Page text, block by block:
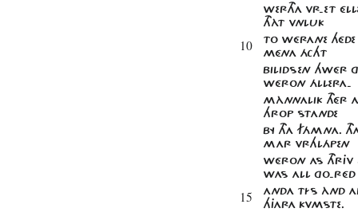
WERTHA VR-ET
THÀT VNLUK
10
TO WÉRANE
MÉNA ÁCHT
BILIDSEN HWÉR
WÉRON ÁLLERA-
MÀNNALIK THÉR
HROP STANDE
BY THA FÁMNA.
MAR VRHLÁPEN
WÉRON AS THRJV
WAS ALL GO-RÉD
15
ANDA TÍS ÀND
HJARA KVMSTE.